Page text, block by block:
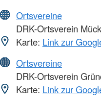
Ortsvereine
DRK-Ortsverein
Karte: Link zur
Ortsvereine
DRK-Ortsverein
Karte: Link zur